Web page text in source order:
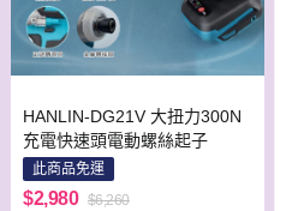
HANLIN-DG21V 大扭力300N
充電快速頭電動螺絲起子
此商品免運
$2,980 $6,260